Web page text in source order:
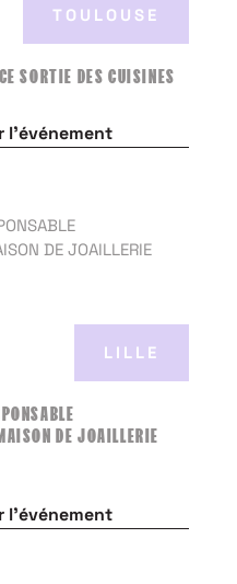
TOULOUSE
SORTIE DES CUISINES
l'événement
LILLE
DE JOAILLERIE
l'événement